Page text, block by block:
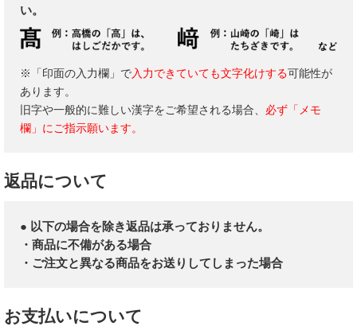
い。
※「印面の入力欄」で入力できていても文字化けする可能性が
あります。
旧字や一般的に難しい漢字をご希望される場合、 必ず「メモ
欄」にご指示願います。
返品について
● 以下の場合を除き返品は承っておりません。
・商品に不備がある場合
・ご注文と異なる商品をお送りしてしまった場合
お支払いについて